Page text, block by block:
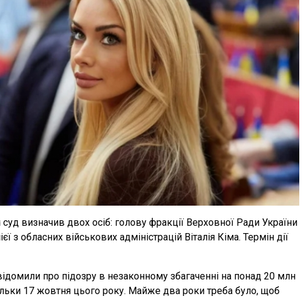
визначив двох осіб: голову фракції Верховної Ради України
з обласних військових адміністрацій Віталія Кіма. Термін дії
про підозру в незаконному збагаченні на понад 20 млн
17 жовтня цього року. Майже два роки треба було, щоб